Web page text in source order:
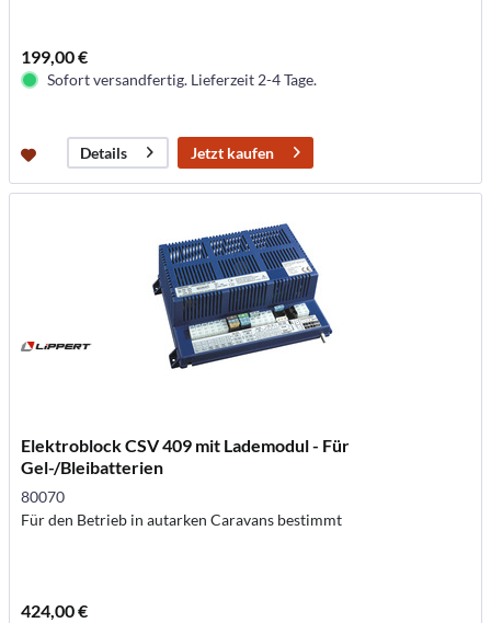
199,00 €
Sofort versandfertig. Lieferzeit 2-4 Tage.
Details Jetzt kaufen
Elektroblock CSV 409 mit Lademodul - Für
Gel-/Bleibatterien
80070
Für den Betrieb in autarken Caravans bestimmt
424,00 €